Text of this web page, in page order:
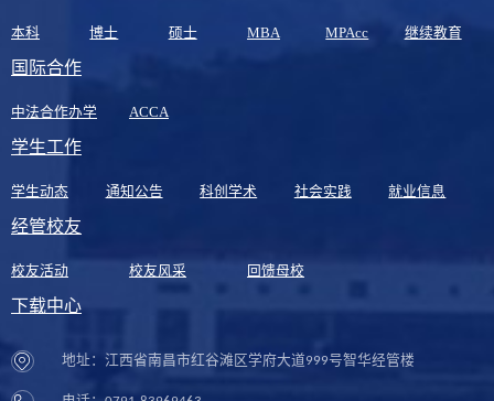
本科 博士 硕士 MBA MPAcc 继续教育
国际合作
中法合作办学 ACCA
学生工作
学生动态 通知公告 科创学术 社会实践 就业信息
经管校友
校友活动 校友风采 回馈母校
下载中心
地址：江西省南昌市红谷滩区学府大道999号智华经管楼